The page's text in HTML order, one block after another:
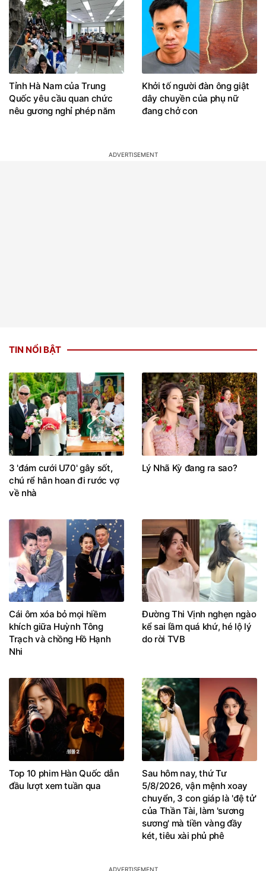
Tỉnh Hà Nam của Trung
Quốc yêu cầu quan chức
nêu gương nghỉ phép năm
Khởi tố người đàn ông giật
dây chuyền của phụ nữ
đang chở con
TIN NỔI BẬT
3 'đám cưới U70' gây sốt,
chú rể hân hoan đi rước vợ
về nhà
Lý Nhã Kỳ đang ra sao?
Cái ôm xóa bỏ mọi hiềm
khích giữa Huỳnh Tông
Trạch và chồng Hồ Hạnh
Nhi
Đường Thi Vịnh nghẹn ngào
kể sai lầm quá khứ, hé lộ lý
do rời TVB
Top 10 phim Hàn Quốc dẫn
đầu lượt xem tuần qua
Sau hôm nay, thứ Tư
5/8/2026, vận mệnh xoay
chuyển, 3 con giáp là 'đệ tử'
của Thần Tài, làm 'sương
sương' mà tiền vàng đầy
két, tiêu xài phủ phê